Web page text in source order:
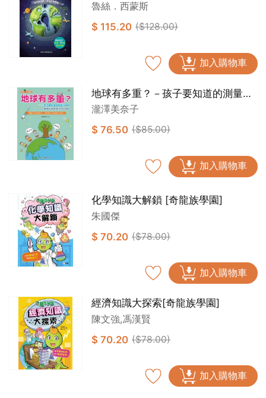
魯絲．西蒙斯
$ 115.20 ($128.00)
加入購物車
地球有多重？－孩子要知道的測量小
百科[新雅‧知識館]
瀧澤美奈子
$ 76.50 ($85.00)
加入購物車
化學知識大解鎖 [奇龍族學園]
朱國傑
$ 70.20 ($78.00)
加入購物車
經濟知識大探索[奇龍族學園]
陳文強,馮漢賢
$ 70.20 ($78.00)
加入購物車